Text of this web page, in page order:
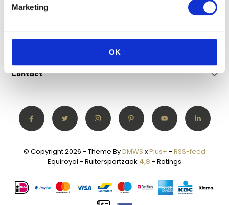
Marketing
OK
Mijn account
Categorieën
Contact
© Copyright 2026 - Theme ByDMWS xPlus+ - RSS-feed
Equiroyal - Ruitersportzaak 4,8 - Ratings